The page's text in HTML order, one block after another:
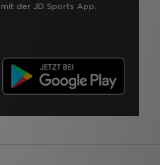
der JD Sports App.